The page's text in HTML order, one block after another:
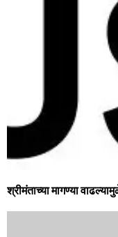
श्रीमंताच्या मागण्या